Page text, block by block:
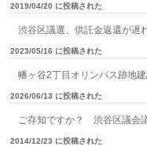
2019/04/20 に投稿された
渋谷区議選、供託金返還が遅
2023/05/16 に投稿された
幡ヶ谷2丁目オリンパス跡地
2026/06/13 に投稿された
ご存知ですか？ 渋谷区議会
2014/12/23 に投稿された